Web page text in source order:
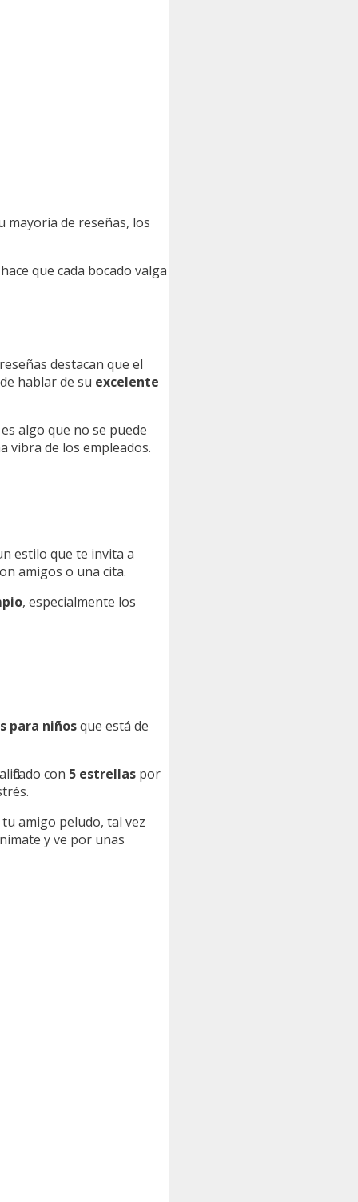
mayoría de reseñas, los
que cada bocado valga
destacan que el
hablar de su excelente
algo que no se puede
vibra de los empleados.
estilo que te invita a
amigos o una cita.
, especialmente los
para niñosque está de
con 5 estrellas por
amigo peludo, tal vez
y ve por unas